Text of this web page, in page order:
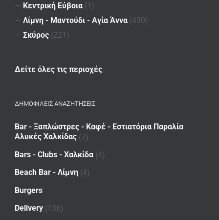
— Κεντρική Εύβοια (1)
— Λίμνη - Μαντούδι - Αγία Άννα (430)
— Σκύρος (221)
Δείτε όλες τις περιοχές
ΔΗΜΟΦΙΛΕΙΣ ΑΝΑΖΗΤΗΣΕΙΣ
Bar - Ξαπλώστρες - Καφέ - Εστιατόρια Παραλία
Αλυκές Χαλκίδας (7)
Bars - Clubs - Χαλκίδα (4)
Beach Bar - Λίμνη (4)
Burgers
Delivery (136)